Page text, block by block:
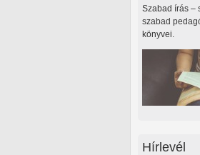
Szabad írás –
szabad
könyvei.
Hírlevél